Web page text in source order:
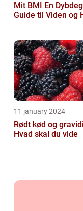
Mit BMI En Dybdegående
Guide til Viden og
11 january 2024
Rødt kød og
Hvad skal du vide